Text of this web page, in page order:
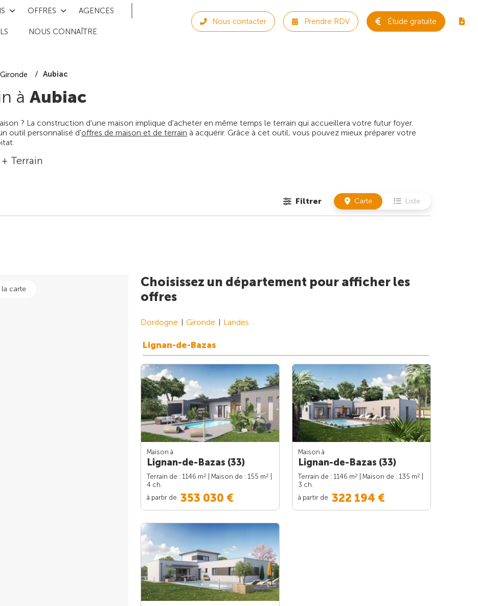
OFFRES AGENCES
NOUS CONNAÎTRE
Nous contacter Prendre RDV Étude gratuite
Gironde Aubiac
à Aubiac
? La construction d'une maison implique d'acheter en même temps le terrain qui accueillera votre futur foyer.
outil personnalisé d'offres de maison et de terrain à acquérir. Grâce à cet outil, vous pouvez mieux préparer votre
Terrain
Filtrer Carte Liste
carte
Choisissez un département pour afficher les
offres
Dordogne Gironde Landes
Lignan-de-Bazas
Maison à
Lignan-de-Bazas (33)
Terrain de : 1146 m2 | Maison de : 155 m2
4 ch.
à partir de 353 030 €
Maison à
Lignan-de-Bazas (33)
Terrain de : 1146 m2 | Maison de : 135 m2
3 ch.
à partir de 322 194 €